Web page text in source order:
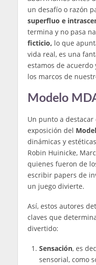
un desafío o razón
superfluo e
termina y no pasa
ficticio, lo que
vida real, es una
estamos de
los marcos de
Modelo
Un punto a
exposición del
dinámicas y
Robin Huinicke,
quienes fueron de
escribir papers de
un juego divierte.
Así, estos autores
claves que
divertido:
Sensación, es
sensorial, como